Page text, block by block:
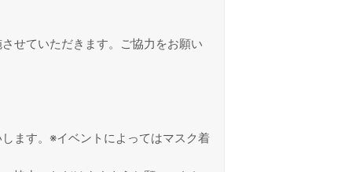
せていただきます。ご協力をお願い
ます。※イベントによってはマスク着